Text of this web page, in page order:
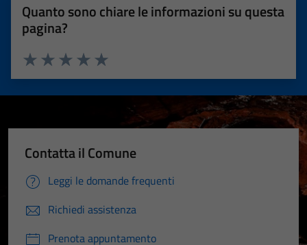
Quanto sono chiare le informazioni su questa
pagina?
Valuta 5 stelle su 5
Valuta 4 stelle su 5
Valuta 3 stelle su 5
Valuta 2 stelle su 5
Valuta 1 stelle su 5
Contatta il Comune
Leggi le domande frequenti
Richiedi assistenza
Prenota appuntamento